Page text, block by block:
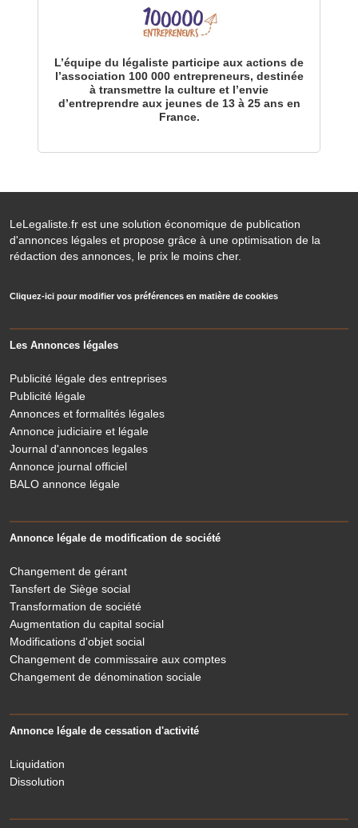
L’équipe du légaliste participe aux actions de
l’association 100 000 entrepreneurs, destinée
à transmettre la culture et l’envie
d’entreprendre aux jeunes de 13 à 25 ans en
France.
LeLegaliste.fr est une solution économique de publication
d'annonces légales et propose grâce à une optimisation de la
rédaction des annonces, le prix le moins cher.
Cliquez-ici pour modifier vos préférences en matière de cookies
Les Annonces légales
Publicité légale des entreprises
Publicité légale
Annonces et formalités légales
Annonce judiciaire et légale
Journal d'annonces legales
Annonce journal officiel
BALO annonce légale
Annonce légale de modification de société
Changement de gérant
Tansfert de Siège social
Transformation de société
Augmentation du capital social
Modifications d'objet social
Changement de commissaire aux comptes
Changement de dénomination sociale
Annonce légale de cessation d'activité
Liquidation
Dissolution